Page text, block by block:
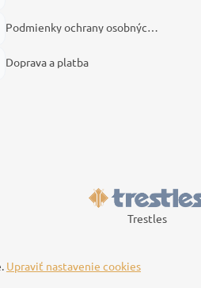
Podmienky ochrany osobných údajov
Doprava a platba
Trestles
Upraviť nastavenie cookies